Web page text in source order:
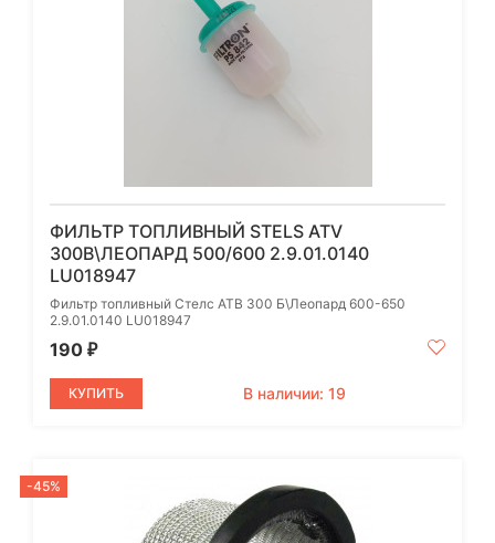
ФИЛЬТР ТОПЛИВНЫЙ STELS ATV
300B\ЛЕОПАРД 500/600 2.9.01.0140
LU018947
Фильтр топливный Стелс АТВ 300 Б\Леопард 600-650
2.9.01.0140 LU018947
190 ₽
КУПИТЬ В наличии: 19
-45%